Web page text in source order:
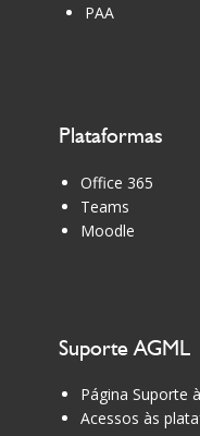
PAA
Plataformas
Office 365
Teams
Moodle
Suporte AGML
Página Suporte
Acessos às